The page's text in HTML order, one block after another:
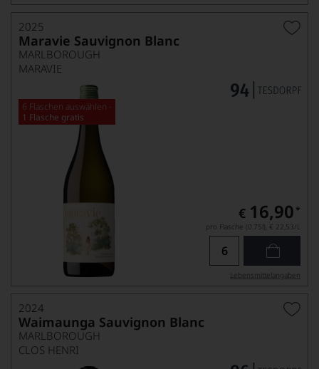
2025
Maravie Sauvignon Blanc
MARLBOROUGH
MARAVIE
6 Flaschen auswählen -
1 Flasche gratis
€ 16,90 *
pro Flasche (0.75l), € 22,53/L
Lebensmittel­angaben
2024
Waimaunga Sauvignon Blanc
MARLBOROUGH
CLOS HENRI